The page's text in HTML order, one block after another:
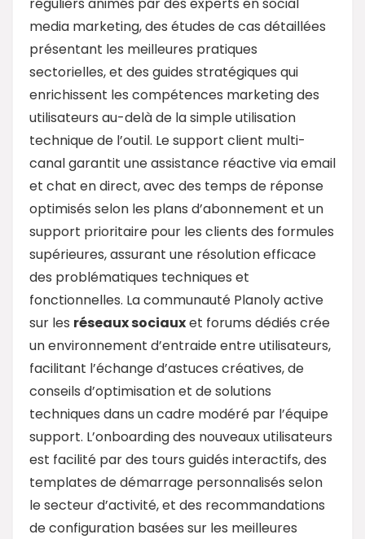
media marketing, des études de cas détaillées
présentant les meilleures pratiques
sectorielles, et des guides stratégiques qui
enrichissent les compétences marketing des
utilisateurs au-delà de la simple utilisation
technique de l’outil. Le support client multi-
canal garantit une assistance réactive via email
et chat en direct, avec des temps de réponse
optimisés selon les plans d’abonnement et un
support prioritaire pour les clients des formules
supérieures, assurant une résolution efficace
des problématiques techniques et
fonctionnelles. La communauté Planoly active
sur les réseaux sociauxet forums dédiés crée
un environnement d’entraide entre utilisateurs,
facilitant l’échange d’astuces créatives, de
conseils d’optimisation et de solutions
techniques dans un cadre modéré par l’équipe
support. L’onboarding des nouveaux utilisateurs
est facilité par des tours guidés interactifs, des
templates de démarrage personnalisés selon
le secteur d’activité, et des recommandations
de configuration basées sur les meilleures